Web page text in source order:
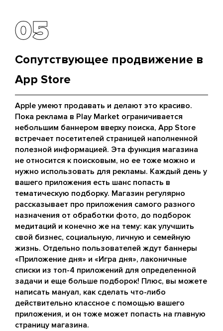
05
05
Сопутствующее продвижение в
App Store
Apple умеют продавать и делают это красиво.
Пока реклама в Play Market ограничивается
небольшим баннером вверху поиска, App Store
встречает посетителей страницей наполненной
полезной информацией. Эта функция магазина
не относится к поисковым, но ее тоже можно и
нужно использовать для рекламы. Каждый день у
вашего приложения есть шанс попасть в
тематическую подборку. Магазин регулярно
рассказывает про приложения самого разного
назначения от обработки фото, до подборок
медитаций и конечно же на тему: как улучшить
свой бизнес, социальную, личную и семейную
жизнь. Отдельно пользователей ждут баннеры
«Приложение дня» и «Игра дня», лаконичные
списки из топ-4 приложений для определенной
задачи и еще больше подборок! Плюс, вы можете
написать мануал, как сделать что-либо
действительно классное с помощью вашего
приложения, и он тоже может попасть на главную
страницу магазина.